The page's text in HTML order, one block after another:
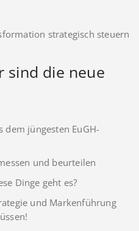
strategisch steuern
sind die neue
dem jüngesten EuGH-
und beurteilen
Dinge geht es?
und Markenführung